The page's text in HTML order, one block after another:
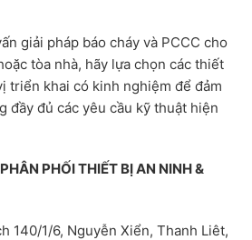
giải pháp báo cháy và PCCC cho
tòa nhà, hãy lựa chọn các thiết
triển khai có kinh nghiệm để đảm
đầy đủ các yêu cầu kỹ thuật hiện
PHỐI THIẾT BỊ AN NINH &
140/1/6, Nguyễn Xiển, Thanh Liêt,